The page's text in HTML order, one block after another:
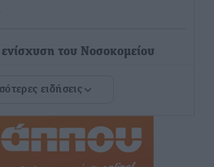
του Νοσοκομείου
Γεωργιάδης
προς Α. Γεωργιάδη:
ειδήσεις